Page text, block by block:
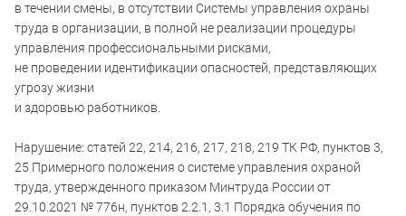
в течении смены, в отсутствии Системы управления охраны
труда в организации, в полной не реализации процедуры
управления профессиональными рисками,
не проведении идентификации опасностей, представляющих
угрозу жизни
и здоровью работников.
Нарушение: статей 22, 214, 216, 217, 218, 219 ТК РФ, пунктов 3,
25 Примерного положения о системе управления охраной
труда, утвержденного приказом Минтруда России от
29.10.2021 № 776н, пунктов 2.2.1, 3.1 Порядка обучения по